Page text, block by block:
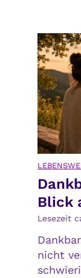
Blick
Lesezeit
nicht